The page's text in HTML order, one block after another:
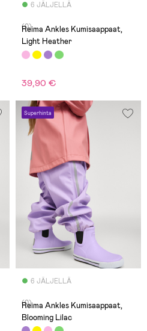
6 JÄLJELLÄ
(0)
Reima Ankles Kumisaappaat,
Light Heather
39,90 €
Superhinta
6 JÄLJELLÄ
(0)
Reima Ankles Kumisaappaat,
Blooming Lilac